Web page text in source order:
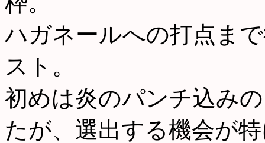
ハガネールへの打点ま
スト。
初めは炎のパンチ込み
たが、選出する機会が